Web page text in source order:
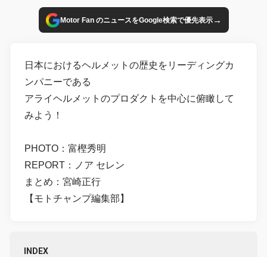
Motor Fan のニュースをGoogle検索で優先表示→
日本におけるヘルメットの歴史をリーディングカ
ンパニーである
アライヘルメットのプロダクトを中心に俯瞰して
みよう！
PHOTO：富樫秀明
REPORT：ノア セレン
まとめ：宮崎正行
【モトチャンプ編集部】
INDEX